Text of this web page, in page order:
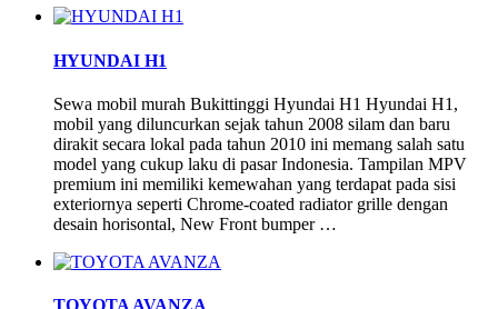
HYUNDAI H1
Sewa mobil murah Bukittinggi Hyundai H1 Hyundai H1,
mobil yang diluncurkan sejak tahun 2008 silam dan baru
dirakit secara lokal pada tahun 2010 ini memang salah satu
model yang cukup laku di pasar Indonesia. Tampilan MPV
premium ini memiliki kemewahan yang terdapat pada sisi
exteriornya seperti Chrome-coated radiator grille dengan
desain horisontal, New Front bumper …
TOYOTA AVANZA